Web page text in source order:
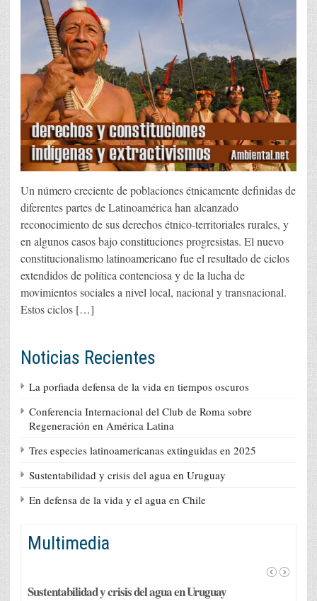
Un número creciente de poblaciones étnicamente definidas de
diferentes partes de Latinoamérica han alcanzado
reconocimiento de sus derechos étnico-territoriales rurales, y
en algunos casos bajo constituciones progresistas. El nuevo
constitucionalismo latinoamericano fue el resultado de ciclos
extendidos de política contenciosa y de la lucha de
movimientos sociales a nivel local, nacional y transnacional.
Estos ciclos […]
Noticias Recientes
La porfiada defensa de la vida en tiempos oscuros
Conferencia Internacional del Club de Roma sobre
Regeneración en América Latina
Tres especies latinoamericanas extinguidas en 2025
Sustentabilidad y crisis del agua en Uruguay
En defensa de la vida y el agua en Chile
Multimedia
Sustentabilidad y crisis del agua en Uruguay